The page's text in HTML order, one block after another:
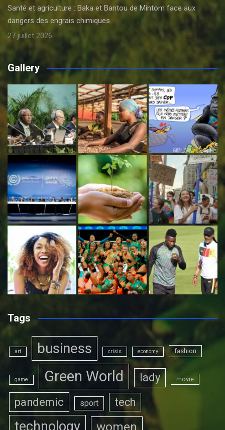
Santé et agriculture : Baka et Bantou de Mintom face aux
dangers des engrais chimiques
27 juillet 2026
Gallery
Tags
art business crisis economy fashion
game Green World lady movie
pandemic sport tech
technology women